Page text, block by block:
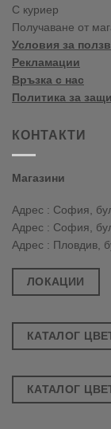
С куриер
Получаване от
Условия за
Рекламации
Връзка с нас
Политика за
КОНТАКТИ
Магазини
Адрес : София,
Адрес : София,
Адрес : Пловдив,
ЛОКАЦИИ
КАТАЛОГ
КАТАЛОГ